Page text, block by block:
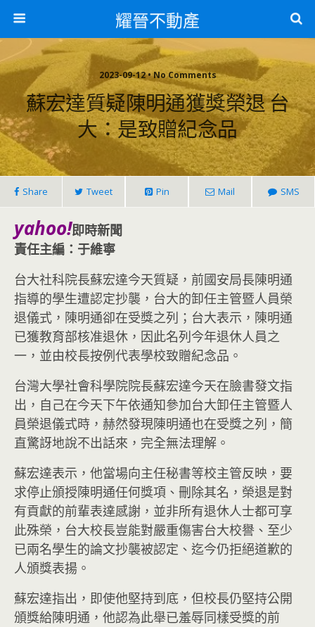
耀晉不動產
2023-09-12 • No Comments
蘇宏達質疑陳明通獲獎榮退 台
大：是致贈紀念品
Share Tweet Pin Mail SMS
yahoo!即時新聞
責任主編：于維寧
台大社科院長蘇宏達今天質疑，前國安局長陳明通
指導的學生遭認定抄襲，台大的卸任主管暨人員榮
退儀式，陳明通卻在受獎之列；台大表示，陳明通
已獲教育部核准退休，因此名列今年退休人員之
一，並由校長按例代表學校致贈紀念品。
台灣大學社會科學院院長蘇宏達今天在臉書發文指
出，自己在今天下午依通知參加台大卸任主管暨人
員榮退儀式時，赫然發現陳明通也在受獎之列，簡
直驚訝地說不出話來，完全無法理解。
蘇宏達表示，他當場向主任秘書等校主管反映，要
求停止頒授陳明通任何獎項、刪除其名，榮退是對
有貢獻的前輩表達感謝，並非所有退休人士都可享
此殊榮，台大校長豈能對嚴重傷害台大校譽、至少
已兩名學生的論文抄襲被認定、迄今仍拒絕道歉的
人頒獎表揚。
蘇宏達指出，即使他堅持到底，但校長仍堅持公開
頒獎給陳明通，他認為此舉已羞辱同樣受獎的前